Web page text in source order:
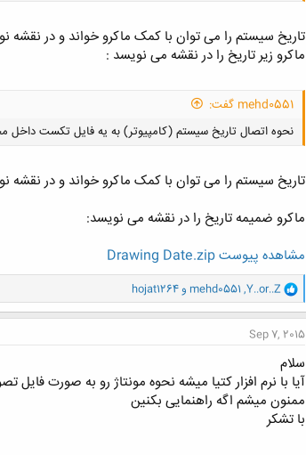
تاریخ سیستم را می توان با کمک ماکرو خواند و در نقشه
ماکرو زیر تاریخ را در نقشه می نویسد :
mehd0551 گفت:
نحوه اتصال تاریخ سیستم (کامپیوتر) به یه فایل تکست داخل
تاریخ سیستم را می توان با کمک ماکرو خواند و در نقشه
ماکرو ضمیمه تاریخ را در نقشه می نویسد:
مشاهده پیوست Drawing Date.zip
و
ا
ک
ش
ا
:
Y..or..Z
,
mehd0551 و hojat1264
Sep 7, 2015
سلام
آیا با نرم افزار کتیا میشه نحوه مونتاژ رو به صورت فایل
ممنون میشم اگه راهنمایی بکنین
با تشکر